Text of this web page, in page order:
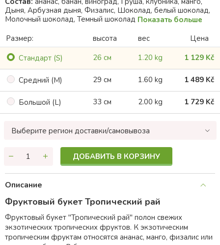
Дыня, Арбузная дыня, Физалис, Шоколад, белый шоколад,
Молочный шоколад, Темный шоколад Показать больше
Размер:
высота вес
Цена
Cтандарт (S)
26 см 1.20 kg 1 129 Kč
Cредний (M) 29 см 1.60 kg 1 489 Kč
Большой (L) 33 см 2.00 kg 1 729 Kč
Выберите регион доставки/самовывоза
ДОБАВИТЬ В КОРЗИНУ
Описание
Фруктовый букет Тропический рай
Фруктовый букет "Тропический рай" полон свежих
экзотических тропических фруктов. К экзотическим
тропическим фруктам относятся ананас, манго, физалис или